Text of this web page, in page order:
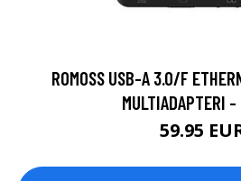
ROMOSS USB-A 3.0/F
MULTIADAPTERI -
59.95